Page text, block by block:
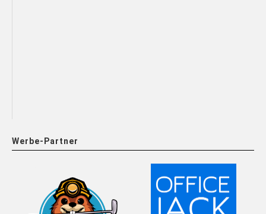
Werbe-Partner